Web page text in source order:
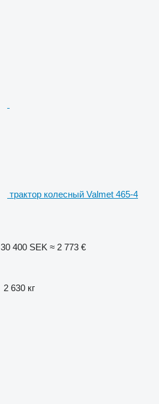
трактор колесный Valmet 465-4
30 400 SEK ≈ 2 773 €
2 630 кг